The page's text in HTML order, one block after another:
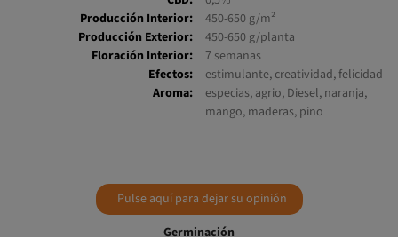
Producción Exterior:
450-650 g/planta
Floración Interior:
7 semanas
Efectos:
estimulante, creatividad, felicidad
Aroma:
especias, agrio, Diesel, naranja,
mango, maderas, pino
Pulse aquí para dejar su opinión
Germinación